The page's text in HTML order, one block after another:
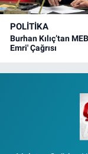
POLITIKA
Burhan Kılıç’tan
Emri' Çağrısı